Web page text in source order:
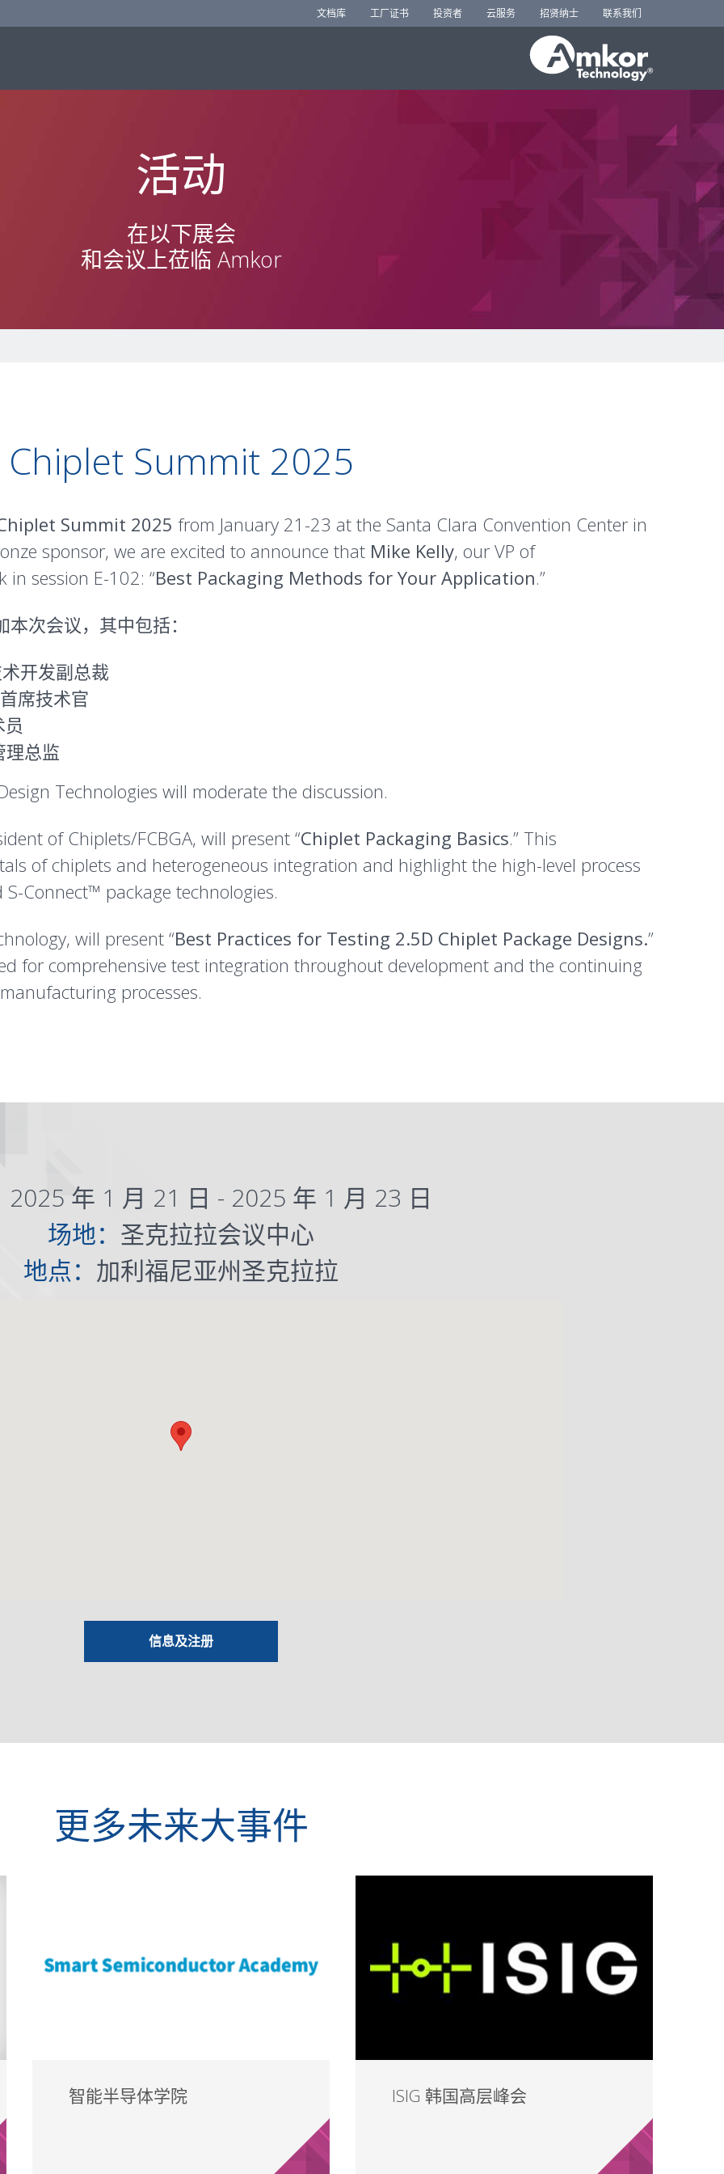
文档库 工厂证书 投资者 云服务 招贤纳士 联系我们
活动
在以下展会
和会议上莅临 Amkor
Chiplet Summit 2025
Summit 2025 from January 21-23 at the Santa Clara Convention Center in
sponsor, we are excited to announce that Mike Kelly, our VP of
in session E-102: “Best Packaging Methods for Your Application.”
次会议，其中包括：
开发副总裁
席技术官
理总监
Technologies will moderate the discussion.
of Chiplets/FCBGA, will present “Chiplet Packaging Basics.” This
of chiplets and heterogeneous integration and highlight the high-level process
S-Connect™ package technologies.
will present “Best Practices for Testing 2.5D Chiplet Package Designs.”
for comprehensive test integration throughout development and the continuing
processes.
2025 年 1 月 21 日 - 2025 年 1 月 23 日
场地： 圣克拉拉会议中心
地点： 加利福尼亚州圣克拉拉
信息及注册
更多未来大事件
智能半导体学院 ISIG 韩国高层峰会